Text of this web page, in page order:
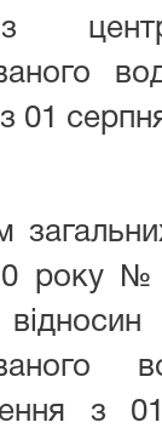
року №
з